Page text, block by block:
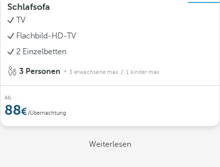
Schlafsofa
TV
Flachbild-HD-TV
2 Einzelbetten
3 Personen 3 erwachsene max. / 1 kinder max.
Ab
88 /Übernachtung
Weiterlesen